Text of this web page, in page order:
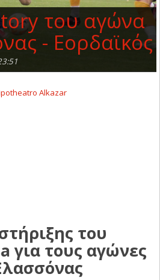
του αγώνα
- Εορδαϊκός
του
για τους αγώνες